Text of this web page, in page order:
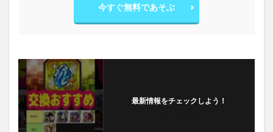
今すぐ無料であそぶ
最新情報をチェックしよう！